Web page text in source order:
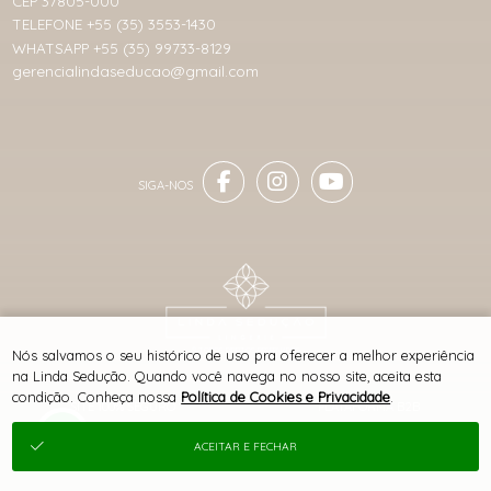
SITE 100% SEGURO PLATAFORMA B2B
TELEFONE +55 (35) 3553-1430
WHATSAPP +55 (35) 99733-8129
gerencialindaseducao@gmail.com
® TODOS DIREITOS RESERVADOS
Nós salvamos o seu histórico de uso pra oferecer a melhor experiência
na Linda Sedução. Quando você navega no nosso site, aceita esta
condição. Conheça nossa Política de Cookies e Privacidade
ACEITAR E FECHAR